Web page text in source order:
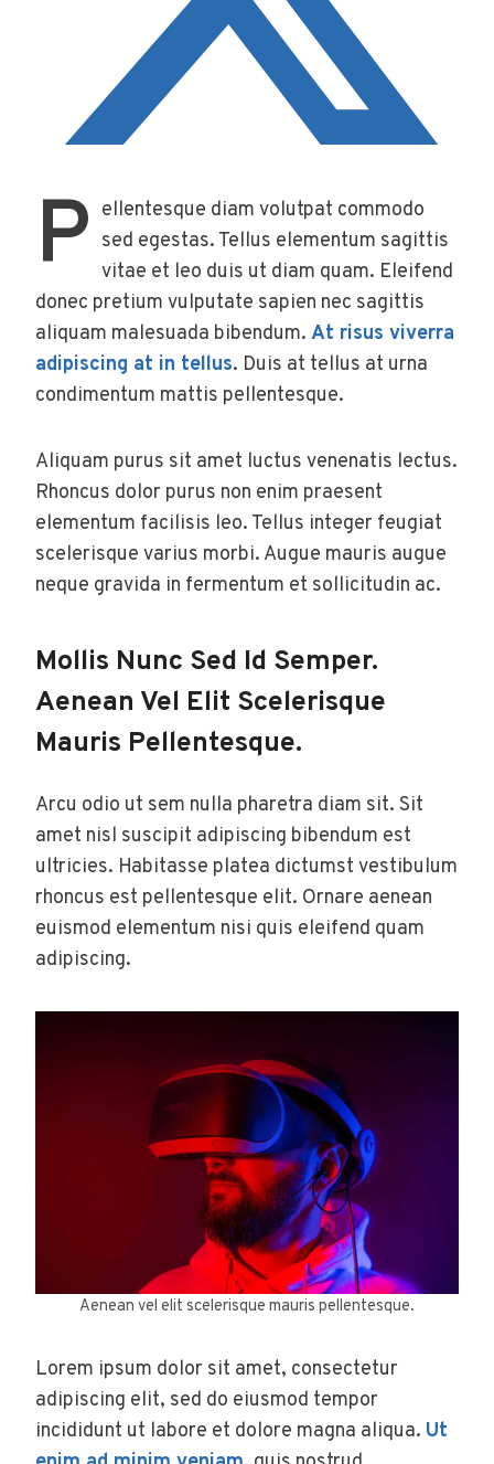
P ellentesque diam volutpat commodo
sed egestas. Tellus elementum sagittis
vitae et leo duis ut diam quam. Eleifend
donec pretium vulputate sapien nec sagittis
aliquam malesuada bibendum. At risus viverra
adipiscing at in tellus. Duis at tellus at urna
condimentum mattis pellentesque.
Aliquam purus sit amet luctus venenatis lectus.
Rhoncus dolor purus non enim praesent
elementum facilisis leo. Tellus integer feugiat
scelerisque varius morbi. Augue mauris augue
neque gravida in fermentum et sollicitudin ac.
Mollis Nunc Sed Id Semper.
Aenean Vel Elit Scelerisque
Mauris Pellentesque.
Arcu odio ut sem nulla pharetra diam sit. Sit
amet nisl suscipit adipiscing bibendum est
ultricies. Habitasse platea dictumst vestibulum
rhoncus est pellentesque elit. Ornare aenean
euismod elementum nisi quis eleifend quam
adipiscing.
Aenean vel elit scelerisque mauris pellentesque.
Lorem ipsum dolor sit amet, consectetur
adipiscing elit, sed do eiusmod tempor
incididunt ut labore et dolore magna aliqua. Ut